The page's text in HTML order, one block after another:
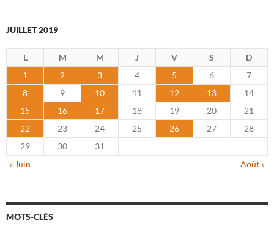
JUILLET 2019
L M M J V S
D
1
2 3 4 5 6
7
8
9 10 11 12 13
14
15
16 17 18 19 20
21
22
23 24 25 26 27
28
29
30
31
« Juin
Août »
MOTS-CLÉS